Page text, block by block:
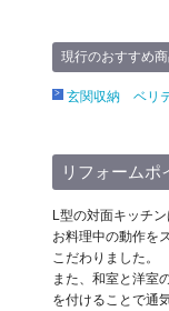
現行のおすすめ
玄関収納 ベリ
リフォームポ
L型の対面キッチン
お料理中の動作を
こだわりました。
また、和室と洋室
を付けることで通